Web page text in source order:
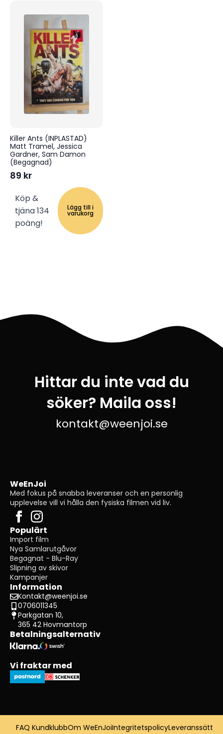
Killer Ants (INPLASTAD)
Matt Tramel, Jessica
Gardner, Sam Damon
(Begagnad)
89 kr
Köp &
tjäna 134
poäng!
Lägg till i
varukorg
Hittar du inte vad du
söker? Maila oss!
kontakt@weenjoi.se
WeEnJoi
Med fokus på snabba leveranser och en personlig
upplevelse vill vi hålla den fysiska filmen vid liv.
Populärt
Import film
Nya Samlarutgåvor
Begagnat - Blu-Ray
Slipning av skivor
Kampanjer
Information
Kontakt@weenjoi.se
0706011345
Parkgatan 10,
365 42 Hovmantorp
Betalningsalternativ
Vi fraktar med
FAQ KundklubbOm WeEnJoiIntegritetspolicyLeveranssätt